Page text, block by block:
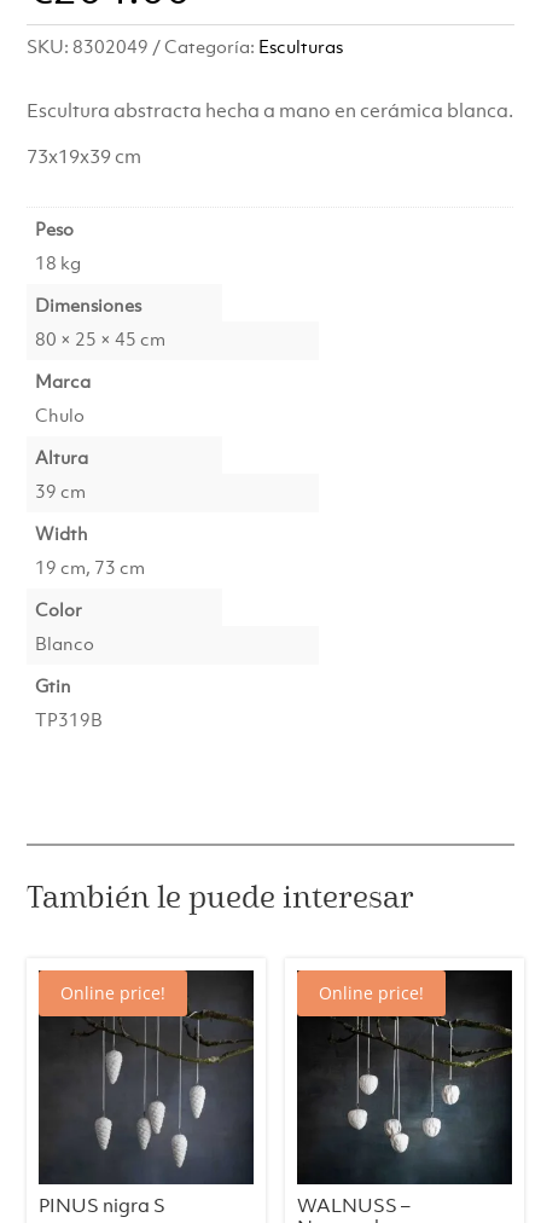
SKU: 8302049 Categoría: Esculturas
Escultura abstracta hecha a mano en cerámica blanca.
73x19x39 cm
Peso
18 kg
Dimensiones
80 × 25 × 45 cm
Marca
Chulo
Altura
39 cm
Width
19 cm, 73 cm
Color
Blanco
Gtin
TP319B
También le puede interesar
Online price!
PINUS nigra S
Online price!
WALNUSS –